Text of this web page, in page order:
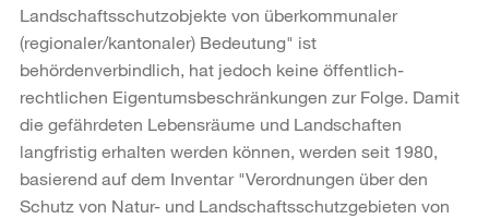
Landschaftsschutzobjekte von überkommunaler
(regionaler/kantonaler) Bedeutung" ist
behördenverbindlich, hat jedoch keine öffentlich-
rechtlichen Eigentumsbeschränkungen zur Folge. Damit
die gefährdeten Lebensräume und Landschaften
langfristig erhalten werden können, werden seit 1980,
basierend auf dem Inventar "Verordnungen über den
Schutz von Natur- und Landschaftsschutzgebieten von